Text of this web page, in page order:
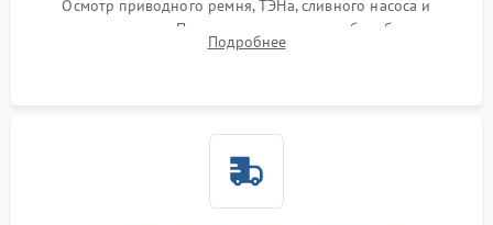
Осмотр приводного ремня, ТЭНа, сливного насоса и
амортизаторов. Проверка подшипников барабана и
крестовины на износ, а манжеты люка на разрывы.
Подробнее